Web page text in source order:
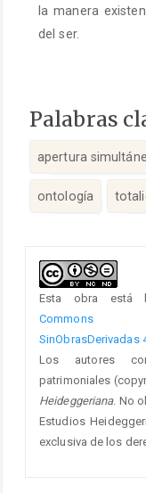
la manera
del ser.
Palabras
apertura
ontología
del
artículo
Esta obra está
Commons
SinObrasDerivadas
Los autores
patrimoniales
Heideggeriana. No
Estudios
exclusiva de los